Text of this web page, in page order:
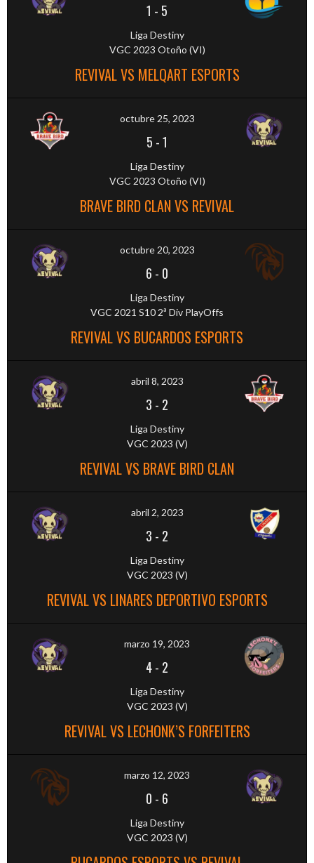
1 - 5
Liga Destiny
VGC 2023 Otoño (VI)
REVIVAL VS MELQART ESPORTS
octubre 25, 2023
5 -1
Liga Destiny
VGC 2023 Otoño (VI)
BRAVE BIRD CLAN VS REVIVAL
octubre 20, 2023
6 - 0
Liga Destiny
VGC 2021 S10 2ª Div PlayOffs
REVIVAL VS BUCARDOS ESPORTS
abril 8, 2023
3 - 2
Liga Destiny
VGC 2023 (V)
REVIVAL VS BRAVE BIRD CLAN
abril 2, 2023
3 - 2
Liga Destiny
VGC 2023 (V)
REVIVAL VS LINARES DEPORTIVO ESPORTS
marzo 19, 2023
4- 2
Liga Destiny
VGC 2023 (V)
REVIVAL VS LECHONK’S FORFEITERS
marzo 12, 2023
0 - 6
Liga Destiny
VGC 2023 (V)